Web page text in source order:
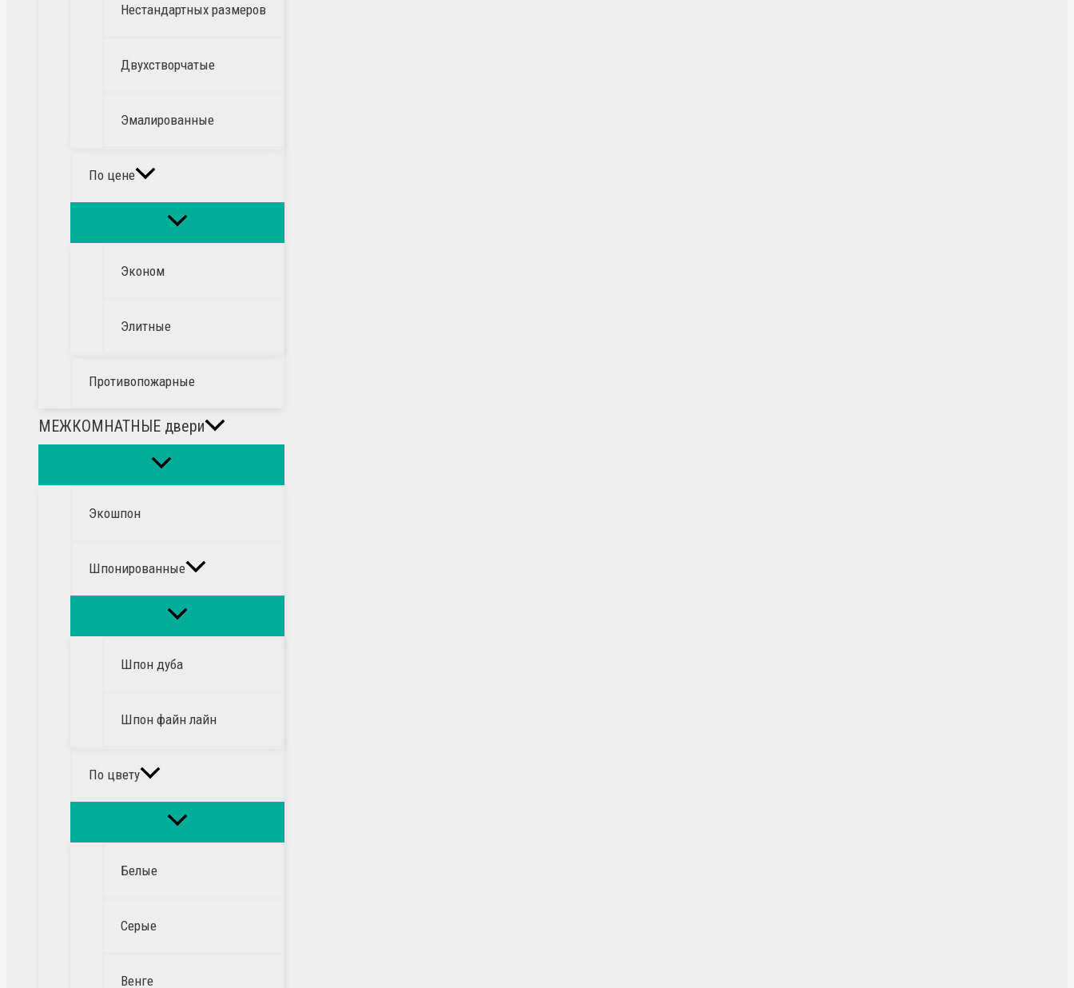
Нестандартных размеров
Двухстворчатые
Эмалированные
По цене
Эконом
Элитные
Противопожарные
МЕЖКОМНАТНЫЕ двери
Экошпон
Шпонированные
Шпон дуба
Шпон файн лайн
По цвету
Белые
Серые
Венге